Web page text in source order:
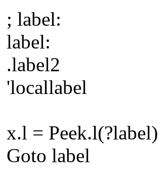
; label:
label:
.label2
'locallabel
x.l = Peek.l(?label)
Goto label